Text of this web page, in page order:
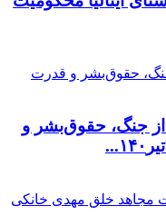
از جنگ، حقوق‌بشر و